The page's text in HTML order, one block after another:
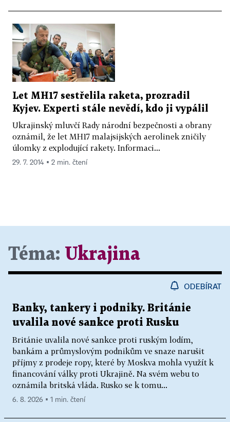
Let MH17 sestřelila raketa, prozradil
Kyjev. Experti stále nevědí, kdo ji vypálil
Ukrajinský mluvčí Rady národní bezpečnosti a obrany
oznámil, že let MH17 malajsijských aerolinek zničily
úlomky z explodující rakety. Informaci...
29. 7. 2014 ▪ 2 min. čtení
Téma: Ukrajina
ODEBÍRAT
Banky, tankery i podniky. Británie
uvalila nové sankce proti Rusku
Británie uvalila nové sankce proti ruským lodím,
bankám a průmyslovým podnikům ve snaze narušit
příjmy z prodeje ropy, které by Moskva mohla využít k
financování války proti Ukrajině. Na svém webu to
oznámila britská vláda. Rusko se k tomu...
6. 8. 2026 ▪ 1 min. čtení